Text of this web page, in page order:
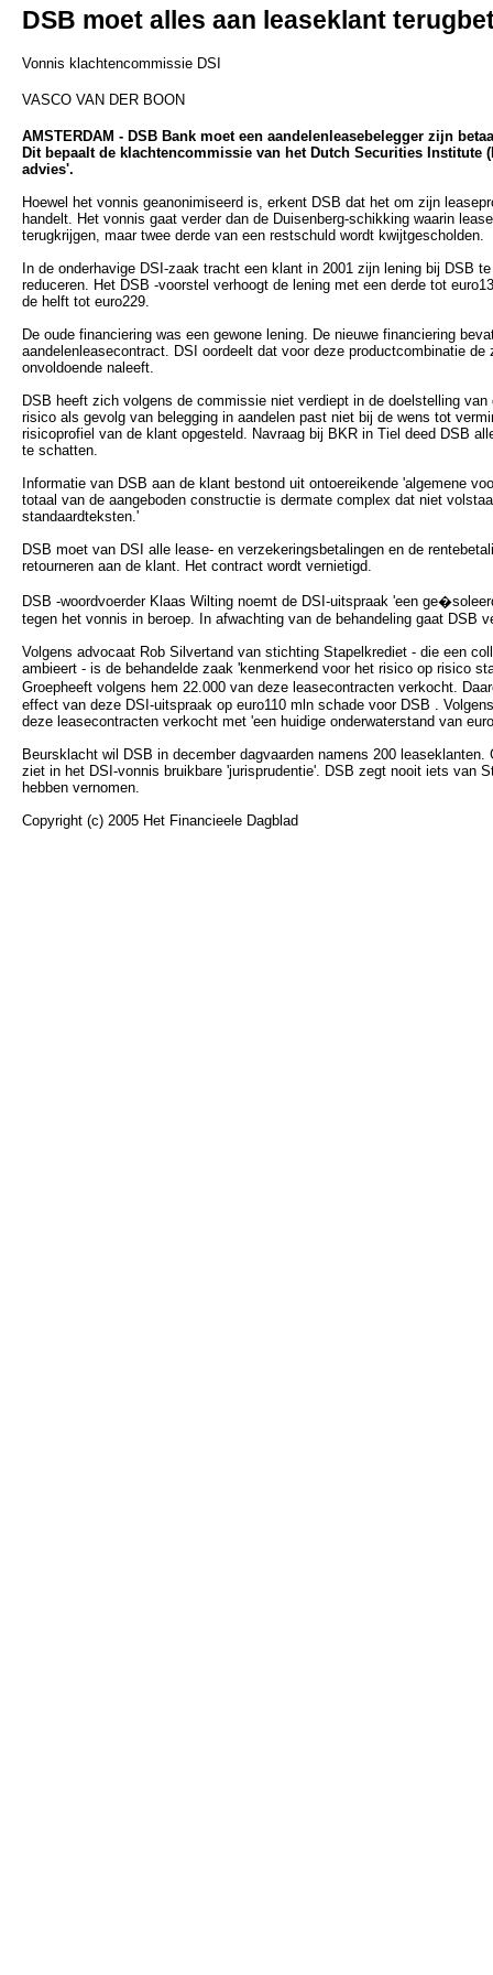
DSB moet alles aan leaseklant
Vonnis klachtencommissie DSI
VASCO VAN DER BOON
AMSTERDAM - DSB Bank moet een aandelenleasebelegger zijn
Dit bepaalt de klachtencommissie van het Dutch Securities Institute
advies'.
Hoewel het vonnis geanonimiseerd is, erkent DSB dat het om zijn
handelt. Het vonnis gaat verder dan de Duisenberg-schikking waarin
terugkrijgen, maar twee derde van een restschuld wordt kwijtgescholden.
In de onderhavige DSI-zaak tracht een klant in 2001 zijn lening bij DSB
reduceren. Het DSB -voorstel verhoogt de lening met een derde tot
de helft tot euro229.
De oude financiering was een gewone lening. De nieuwe financiering
aandelenleasecontract. DSI oordeelt dat voor deze productcombinatie
onvoldoende naleeft.
DSB heeft zich volgens de commissie niet verdiept in de doelstelling
risico als gevolg van belegging in aandelen past niet bij de wens tot
risicoprofiel van de klant opgesteld. Navraag bij BKR in Tiel deed DSB
te schatten.
Informatie van DSB aan de klant bestond uit ontoereikende 'algemene
totaal van de aangeboden constructie is dermate complex dat niet
standaardteksten.'
DSB moet van DSI alle lease- en verzekeringsbetalingen en de
retourneren aan de klant. Het contract wordt vernietigd.
DSB -woordvoerder Klaas Wilting noemt de DSI-uitspraak 'een
tegen het vonnis in beroep. In afwachting van de behandeling gaat DSB
Volgens advocaat Rob Silvertand van stichting Stapelkrediet - die een
ambieert - is de behandelde zaak 'kenmerkend voor het risico op risico
Groepheeft volgens hem 22.000 van deze leasecontracten verkocht.
effect van deze DSI-uitspraak op euro110 mln schade voor DSB .
deze leasecontracten verkocht met 'een huidige onderwaterstand van
Beursklacht wil DSB in december dagvaarden namens 200
ziet in het DSI-vonnis bruikbare 'jurisprudentie'. DSB zegt nooit iets van
hebben vernomen.
Copyright (c) 2005 Het Financieele Dagblad